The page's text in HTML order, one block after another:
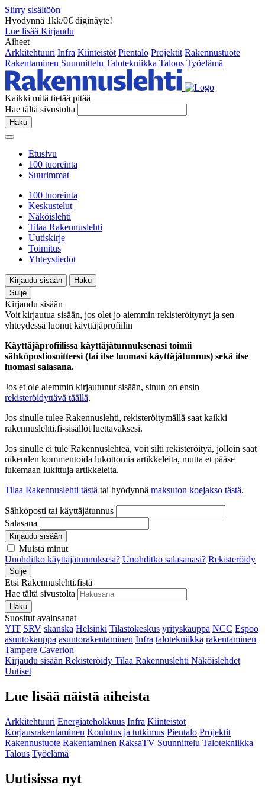
Siirry sisältöön
Hyödynnä 1kk/0€ diginäyte!
Lue lisää Kirjaudu
Aiheet
Arkkitehtuuri Infra Kiinteistöt Pientalo Projektit Rakennustuote
Rakentaminen Suunnittelu Talotekniikka Talous Työelämä
Kaikki mitä tietää pitää
Hae tältä sivustolta
Haku
Etusivu
100 tuoreinta
Suurimmat
100 tuoreinta
Keskustelut
Näköislehti
Tilaa Rakennuslehti
Uutiskirje
Toimitus
Yhteystiedot
Kirjaudu sisään
Haku
Sulje
Kirjaudu sisään
Voit kirjautua sisään, jos olet jo aiemmin rekisteröitynyt ja sen
yhteydessä luonut käyttäjäprofiilin
Käyttäjäprofiilissa käyttäjätunnuksenasi toimii
sähköpostiosoitteesi (tai itse luomasi käyttäjätunnus) sekä itse
luomasi salasana.
Jos et ole aiemmin kirjautunut sisään, sinun on ensin
rekisteröidyttävä täällä.
Jos sinulle tulee Rakennuslehti, rekisteröitymällä saat kaikki
rakennuslehti.fi-sisällöt luettavaksesi.
Jos sinulle ei tule Rakennuslehteä, voit silti rekisteröityä, jolloin saat
oikeuden kommentoida lukottomia artikkeleita, mutta et pääse
lukemaan lukittuja artikkeleita.
Tilaa Rakennuslehti tästä tai hyödynnä maksuton koejakso tästä.
Sähköposti tai käyttäjätunnus
Salasana
Kirjaudu sisään
Muista minut
Unohditko käyttäjätunnuksesi? Unohditko salasanasi? Rekisteröidy
Sulje
Etsi Rakennuslehti.fistä
Hae tältä sivustolta
Haku
Suositut avainsanat
YIT SRV skanska Helsinki Tilastokeskus yrityskauppa NCC Espoo
asuntokauppa asuntorakentaminen Infra talotekniikka rakentaminen
Tampere Caverion
Kirjaudu sisään Rekisteröidy Tilaa Rakennuslehti Näköislehdet
Uutiset
Lue lisää näistä aiheista
Arkkitehtuuri Energiatehokkuus Infra Kiinteistöt
Korjausrakentaminen Koulutus ja tutkimus Pientalo Projektit
Rakennustuote Rakentaminen RaksaTV Suunnittelu Talotekniikka
Talous Työelämä
Uutisissa nyt